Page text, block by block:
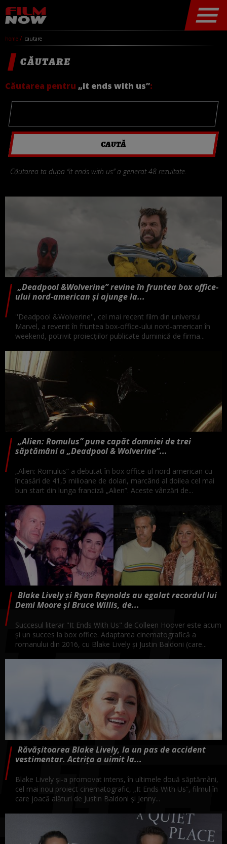
home cautare
CĂUTARE
Căutarea pentru „it ends with us”:
Căutarea ta dupa “it ends with us” a generat 48 rezultate.
„Deadpool &Wolverine” revine în fruntea box office-
ului nord-american și ajunge la...
''Deadpool &Wolverine'', cel mai recent film din universul
Marvel, a revenit în fruntea box-office-ului nord-american în
weekend, potrivit proiecţiilor publicate duminică de firma...
„Alien: Romulus” pune capăt domniei de trei
săptămâni a „Deadpool & Wolverine”...
„Alien: Romulus” a debutat în box office-ul nord american cu
încasări de 41,5 milioane de dolari, marcând al doilea cel mai
bun start din lunga franciză „Alien”. Aceste vânzări de...
Blake Lively și Ryan Reynolds au egalat recordul lui
Demi Moore și Bruce Willis, de...
Succesul literar "It Ends With Us" de Colleen Hoover este acum
şi un succes la box office. Adaptarea cinematografică a
romanului din 2016, cu Blake Lively şi Justin Baldoni (care...
Răvășitoarea Blake Lively, la un pas de accident
vestimentar. Actrița a uimit la...
Blake Lively și-a promovat intens, în ultimele două săptămâni,
cel mai nou proiect cinematografic, „It Ends With Us”, filmul în
care joacă alături de Justin Baldoni și Jenny...